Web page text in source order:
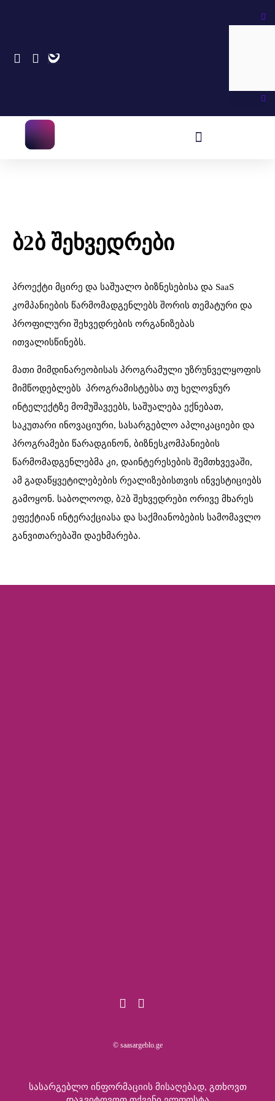
ბ2ბ შეხვედრები
პროექტი მცირე და საშუალო ბიზნესებისა და SaaS
კომპანიების წარმომადგენლებს შორის თემატური და
პროფილური შეხვედრების ორგანიზებას
ითვალისწინებს.
მათი მიმდინარეობისას პროგრამული უზრუნველყოფის
მიმწოდებლებს პროგრამისტებსა თუ ხელოვნურ
ინტელექტზე მომუშავეებს, საშუალება ექნებათ,
საკუთარი ინოვაციური, სასარგებლო აპლიკაციები და
პროგრამები წარადგინონ, ბიზნესკომპანიების
წარმომადგენლებმა კი, დაინტერესების შემთხვევაში,
ამ გადაწყვეტილებების რეალიზებისთვის ინვესტიციებს
გამოყონ. საბოლოოდ, ბ2ბ შეხვედრები ორივე მხარეს
ეფექტიან ინტერაქციასა და საქმიანობების სამომავლო
განვითარებაში დაეხმარება.
© saasargeblo.ge
Სასარგებლო Ინფორმაციის Მისაღებად, Გთხოვთ